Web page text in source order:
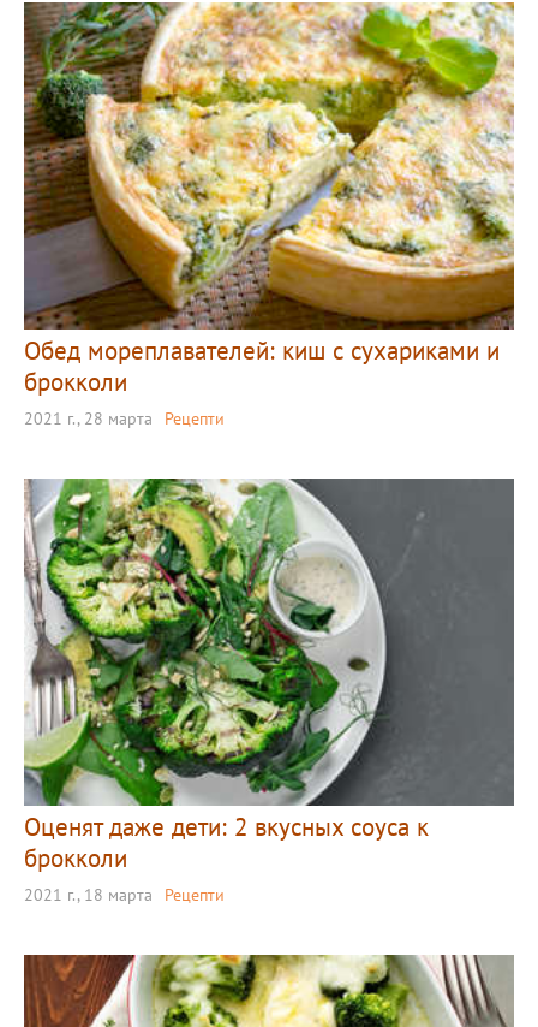
Обед мореплавателей: киш с сухариками и
брокколи
2021 г., 28 марта Рецепти
Оценят даже дети: 2 вкусных соуса к
брокколи
2021 г., 18 марта Рецепти